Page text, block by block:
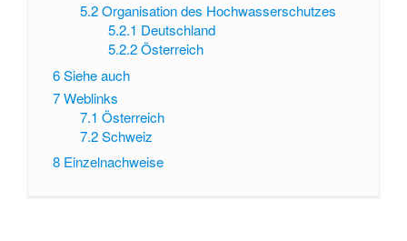
5.2 Organisation des Hochwasserschutzes
5.2.1 Deutschland
5.2.2 Österreich
6Siehe auch
7Weblinks
7.1 Österreich
7.2 Schweiz
8 Einzelnachweise